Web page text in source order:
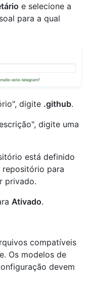
e selecione a
para a qual
digite .github.
digite uma
está definido
repositório para
privado.
Ativado.
compatíveis
Os modelos de
devem